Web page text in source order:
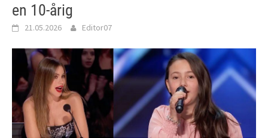
en 10-årig
21.05.2026 Editor07